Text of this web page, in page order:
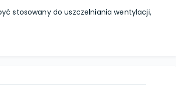
stosowany do uszczelniania wentylacji,